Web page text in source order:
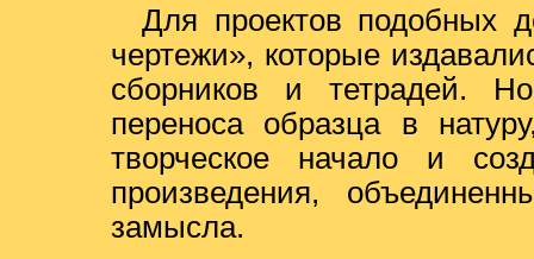
Для проектов подобных
чертежи», которые
сборников и тетрадей.
переноса образца в
творческое начало и
произведения,
замысла.